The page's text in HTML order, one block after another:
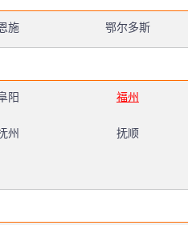
施 鄂尔多斯
阳 福州
州 抚顺